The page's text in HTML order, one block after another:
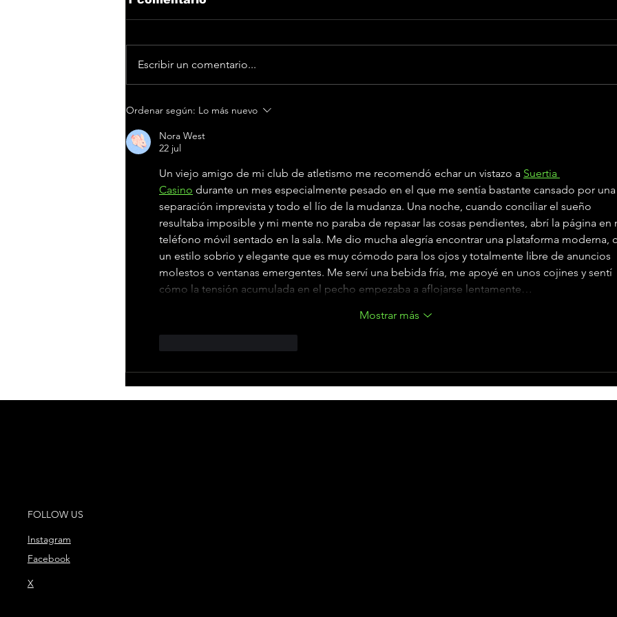
DePol presenta su
nuevo single “En unos
años”
los Premios Cadena Dial
aniversario con actuaciones
música española La música en
Escribir un comentario...
Ordenar según: Lo más nuevo
Nora West
22 jul
Un viejo amigo de mi club de atletismo me recomendó echar un vistazo a Suertia
Casino durante un mes especialmente pesado en el que me sentía bastante cansado por una
separación imprevista y todo el lío de la mudanza. Una noche, cuando conciliar el sueño
resultaba imposible y mi mente no paraba de repasar las cosas pendientes, abrí la página en
teléfono móvil sentado en la sala. Me dio mucha alegría encontrar una plataforma moderna,
un estilo sobrio y elegante que es muy cómodo para los ojos y totalmente libre de anuncios
molestos o ventanas emergentes. Me serví una bebida fría, me apoyé en unos cojines y sentí
cómo la tensión acumulada en el pecho empezaba a aflojarse lentamente…
Mostrar más
FOLLOW US
Instagram
Facebook
X